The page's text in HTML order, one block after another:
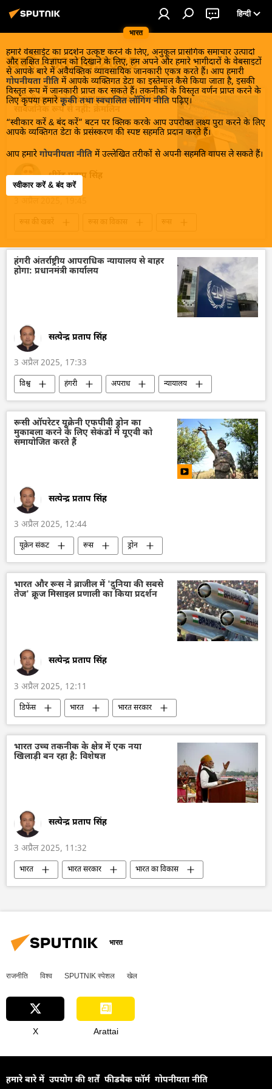
भारत
हिन्दी
हमारे वेबसाईट का प्रदर्शन उत्कृष्ट करने के लिए, अनुकूल प्रासंगिक समाचार उत्पादों
और लक्षित विज्ञापन को दिखाने के लिए, हम अपने और हमारे भागीदारों के वेबसाइटों
से आपके बारे में अवैयक्तिक व्यावसायिक जानकारी एकत्र करते हैं। आप हमारी
गोपनीयता नीति में आपके व्यक्तिगत डेटा का इस्तेमाल कैसे किया जाता है, इसकी
विस्तृत रूप में जानकारी प्राप्त कर सकते हैं। तकनीकों के विस्तृत वर्णन प्राप्त करने के
लिए कृपया हमारे कूकी तथा स्वचालित लॉगिंग नीति पढ़िए।
“स्वीकार करें & बंद करें” बटन पर क्लिक करके आप उपरोक्त लक्ष्य पुरा करने के लिए
आपके व्यक्तिगत डेटा के प्रसंस्करण की स्पष्ट सहमति प्रदान करते हैं।
आप हमारे गोपनीयता नीति में उल्लेखित तरीकों से अपनी सहमति वापस ले सकते हैं।
स्वीकार करें & बंद करें
खबरें - 03.04.2025
पश्चिमी कंपनियों की SPIEF में रुचि है, लेकिन
सार्वजनिक रूप से नहीं: क्रेमलिन
धीरेंद्र प्रताप सिंह
रूस की खबरें रूस का विकास
रूस
क्रेमलिन के प्रवक्ता दिमित्री पेसकोव
अमेरिका
हंगरी अंतर्राष्ट्रीय आपराधिक न्यायालय से बाहर
होगा: प्रधानमंत्री कार्यालय
सत्येन्द्र प्रताप सिंह
3 अप्रैल 2025, 17:33
विश्व हंगरी अपराध
न्यायालय
अंतर्राष्ट्रीय आपराधिक न्यायालय (ICC)
रूस
भारत
व्लादिमीर पुतिन
रूसी ऑपरेटर यूक्रेनी एफपीवी ड्रोन का
मुकाबला करने के लिए सेकंडों में यूएवी को
समायोजित करते हैं
सत्येन्द्र प्रताप सिंह
3 अप्रैल 2025, 12:44
यूक्रेन संकट रूस
ड्रोन
ड्रोन हमला
मानव रहित वाहन
यूक्रेन
यूक्रेन सशस्त्र बल
यूक्रेन का जवाबी हमला
भारत और रूस ने ब्राजील में 'दुनिया की सबसे
तेज' क्रूज मिसाइल प्रणाली का किया प्रदर्शन
सत्येन्द्र प्रताप सिंह
3 अप्रैल 2025, 12:11
डिफेंस भारत
भारत सरकार
भारत का विकास
रूस
ब्राज़ील
बैलिस्टिक मिसाइल
बैलिस्टिक मिसाइल प्रणाली
ब्रह्मोस
क्रूज पोत
भारत उच्च तकनीक के क्षेत्र में एक नया
खिलाड़ी बन रहा है: विशेषज्ञ
सत्येन्द्र प्रताप सिंह
3 अप्रैल 2025, 11:32
भारत भारत सरकार
भारत का विकास
कार बाजार
भारतीय बाजार
संयुक्त राष्ट्र
मास्को
ब्रिक्स
भारत
राजनीति विश्व SPUTNIK स्पेशल खेल
X Arattai
हमारे बारे में उपयोग की शर्तें फीडबैक फॉर्म गोपनीयता नीति